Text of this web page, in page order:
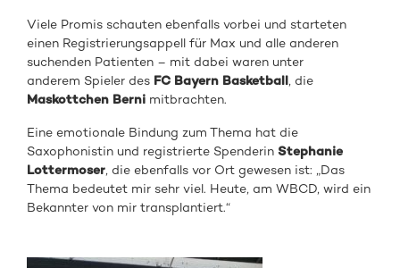
Viele Promis schauten ebenfalls vorbei und starteten
einen Registrierungsappell für Max und alle anderen
suchenden Patienten – mit dabei waren unter
anderem Spieler des FC Bayern Basketball, die
Maskottchen Berni mitbrachten.
Eine emotionale Bindung zum Thema hat die
Saxophonistin und registrierte SpenderinStephanie
Lottermoser, die ebenfalls vor Ort gewesen ist: „Das
Thema bedeutet mir sehr viel. Heute, am WBCD, wird ein
Bekannter von mir transplantiert.“